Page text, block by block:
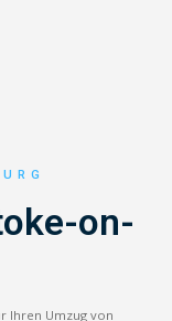
on-
Ihren Umzug von